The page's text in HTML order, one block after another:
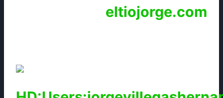
eltiojorge.com